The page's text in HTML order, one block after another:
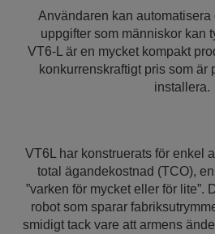
Användaren kan
uppgifter som människor kan
VT6-L är en mycket kompakt
konkurrenskraftigt pris som är
installera.
VT6L har konstruerats för enkel
total ägandekostnad (TCO),
”varken för mycket eller för lite”.
robot som sparar
smidigt tack vare att armens